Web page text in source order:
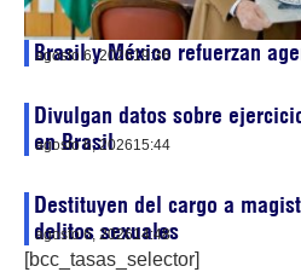
Brasil y México refuerzan
agosto 6, 202619:36
Divulgan datos sobre
en Brasil
agosto 6, 202615:44
Destituyen del cargo a
delitos sexuales
agosto 6, 202614:48
[bcc_tasas_selector]